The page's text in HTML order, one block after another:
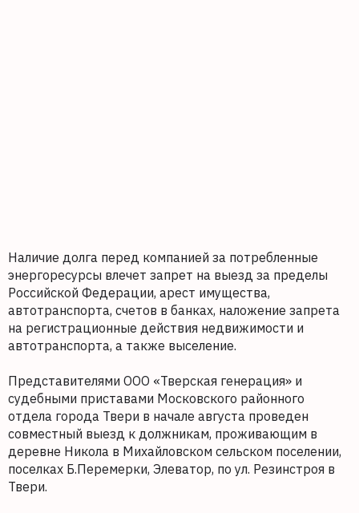
Наличие долга перед компанией за потребленные
энергоресурсы влечет запрет на выезд за пределы
Российской Федерации, арест имущества,
автотранспорта, счетов в банках, наложение запрета
на регистрационные действия недвижимости и
автотранспорта, а также выселение.
Представителями ООО «Тверская генерация» и
судебными приставами Московского районного
отдела города Твери в начале августа проведен
совместный выезд к должникам, проживающим в
деревне Никола в Михайловском сельском поселении,
поселках Б.Перемерки, Элеватор, по ул. Резинстроя в
Твери.